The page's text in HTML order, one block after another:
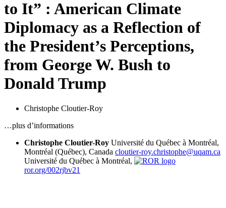
to It” : American Climate
Diplomacy as a Reflection of
the President’s Perceptions,
from George W. Bush to
Donald Trump
Christophe Cloutier-Roy
…plus d’informations
Christophe Cloutier-Roy Université du Québec à Montréal,
Montréal (Québec), Canada cloutier-roy.christophe@uqam.ca
Université du Québec à Montréal,
ror.org/002rjbv21